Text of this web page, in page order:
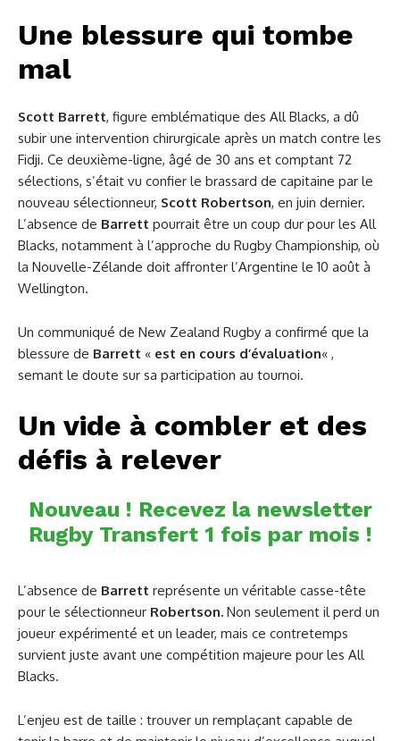
Une blessure qui tombe
mal
Scott Barrett, figure emblématique des All Blacks, a dû
subir une intervention chirurgicale après un match contre les
Fidji. Ce deuxième-ligne, âgé de 30 ans et comptant 72
sélections, s’était vu confier le brassard de capitaine par le
nouveau sélectionneur, Scott Robertson, en juin dernier.
L’absence de Barrett pourrait être un coup dur pour les All
Blacks, notamment à l’approche du Rugby Championship, où
la Nouvelle-Zélande doit affronter l’Argentine le 10 août à
Wellington.
Un communiqué de New Zealand Rugby a confirmé que la
blessure de Barrett « est en cours d’évaluation« ,
semant le doute sur sa participation au tournoi.
Un vide à combler et des
défis à relever
Nouveau ! Recevez la newsletter
Rugby Transfert 1 fois par mois !
L’absence de Barrett représente un véritable casse-tête
pour le sélectionneur Robertson. Non seulement il perd un
joueur expérimenté et un leader, mais ce contretemps
survient juste avant une compétition majeure pour les All
Blacks.
L’enjeu est de taille : trouver un remplaçant capable de